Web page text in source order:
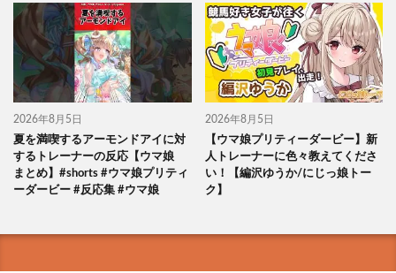
2026年8月5日
夏を満喫するアーモンドアイに対
するトレーナーの反応【ウマ娘
まとめ】#shorts #ウマ娘プリティ
ーダービー #反応集 #ウマ娘
2026年8月5日
【ウマ娘プリティーダービー】新
人トレーナーに色々教えてくださ
い！【編沢ゆうか/にじっ娘トー
ク】